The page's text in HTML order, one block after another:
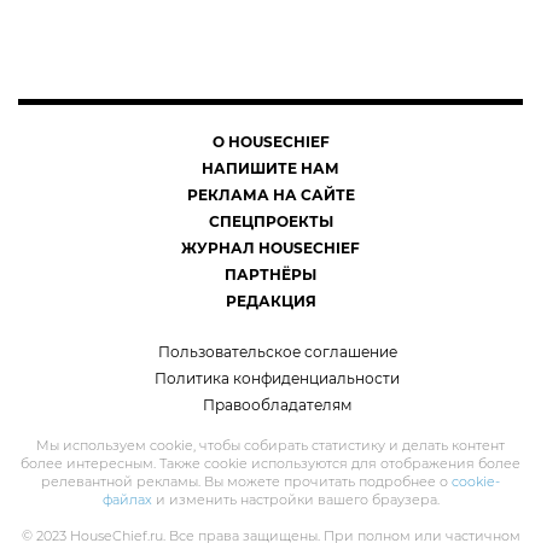
О HOUSECHIEF
НАПИШИТЕ НАМ
РЕКЛАМА НА САЙТЕ
СПЕЦПРОЕКТЫ
ЖУРНАЛ HOUSECHIEF
ПАРТНЁРЫ
РЕДАКЦИЯ
Пользовательское соглашение
Политика конфиденциальности
Правообладателям
Мы используем cookie, чтобы собирать статистику и делать контент
более интересным. Также cookie используются для отображения более
релевантной рекламы. Вы можете прочитать подробнее о cookie-
файлахи изменить настройки вашего браузера.
© 2023 HouseChief.ru. Все права защищены. При полном или частичном